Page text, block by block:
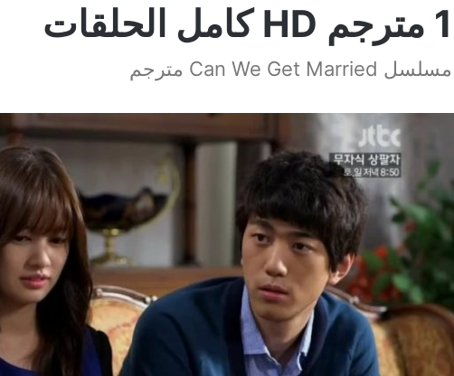
1 مترجم HD كامل الحلقات
مسلسل Can We Get Married مترجم